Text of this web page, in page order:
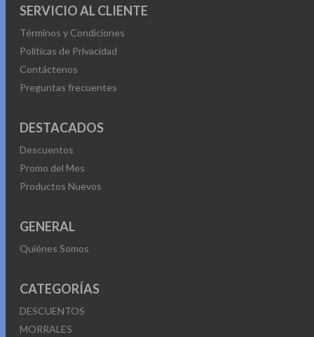
SERVICIO AL CLIENTE
Términos y Condiciones
Políticas de Privacidad
Contáctenos
Preguntas frecuentes
DESTACADOS
Descuentos
Promo del Mes
Productos Nuevos
GENERAL
Quiénes Somos
CATEGORÍAS
DESCUENTOS
MORRALES